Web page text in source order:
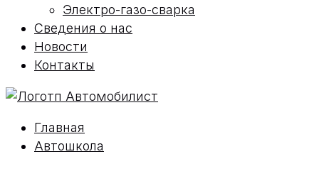
Электро-газо-сварка
Сведения о нас
Новости
Контакты
Главная
Автошкола